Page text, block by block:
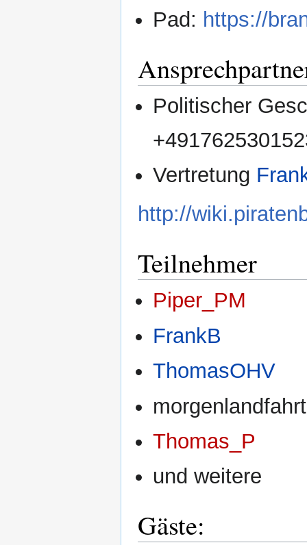
Pad: https://
Politischer
Vertretung
http://
Teilnehmer
Piper_PM
FrankB
ThomasOHV
Thomas_P
und weitere
Gäste: